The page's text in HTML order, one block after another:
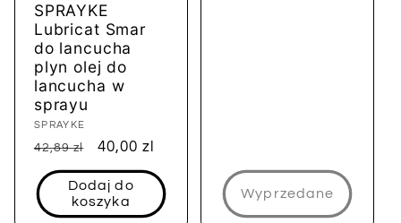
SPRAYKE
Lubricat Smar
do lancucha
plyn olej do
lancucha w
sprayu
Dostawca:
SPRAYKE
Cena
regularna
42,89 zl
Cena
sprzedaży
40,00 zl
Dodaj do
koszyka
Wyprzedane